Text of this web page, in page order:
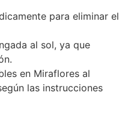
para eliminar el
al sol, ya que
en Miraflores al
las instrucciones